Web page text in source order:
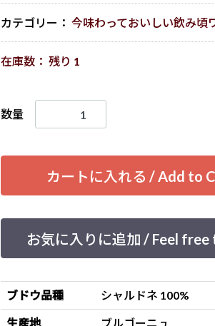
カテゴリー： 今味わっておいしい飲み頃
在庫数： 残り 1
数量
カートに入れる / Add to
お気に入りに追加 / Feel free
ブドウ品種 シャルドネ 100%
生産地 ブルゴーニュ